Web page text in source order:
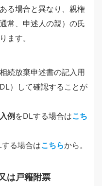
る場合と異なり、親権
常、申述人の親）の氏
ます。
続放棄申述書の記入用
）して確認することが
例 をDLする場合はこち
する場合はこちらから。
は戸籍附票